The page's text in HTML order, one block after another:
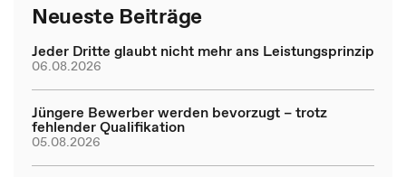
Neueste Beiträge
Jeder Dritte glaubt nicht mehr ans Leistungsprinzip
06.08.2026
Jüngere Bewerber werden bevorzugt – trotz
fehlender Qualifikation
05.08.2026